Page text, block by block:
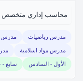
محاسب إداري متخصص
مدرس رياضيات
مدرس مواد اسلامية
الأول - السادس
سابع -